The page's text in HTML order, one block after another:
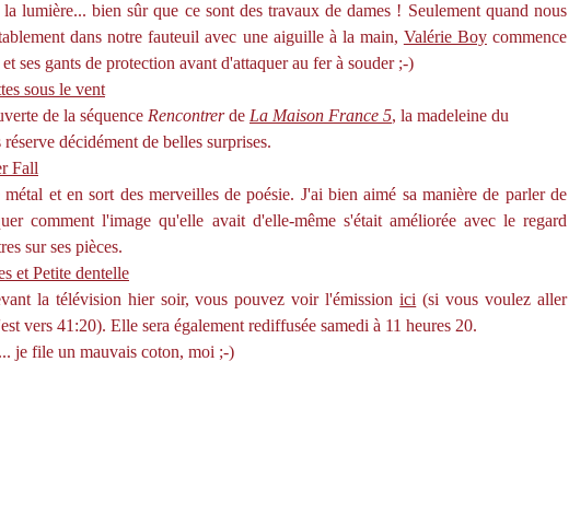
lumière... bien sûr que ce sont des travaux de dames ! Seulement quand nous
dans notre fauteuil avec une aiguille à la main, Valérie Boycommence
ses gants de protection avant d'attaquer au fer à souder ;-)
de la séquence Rencontrerde La Maison France 5, la madeleine du
décidément de belles surprises.
et en sort des merveilles de poésie. J'ai bien aimé sa manière de parler de
comment l'image qu'elle avait d'elle-même s'était améliorée avec le regard
sur ses pièces.
la télévision hier soir, vous pouvez voir l'émissionici (si vous voulez aller
vers 41:20). Elle sera également rediffusée samedi à 11 heures 20.
je file un mauvais coton, moi ;-)